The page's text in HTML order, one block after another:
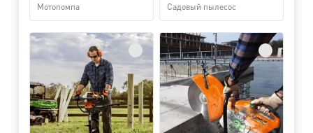
Мотопомпа Садовый пылесос